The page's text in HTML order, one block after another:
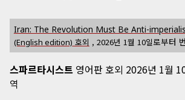
Iran: The Revolution Must Be Anti-
(English edition) 호외 , 2026년 1월 10일로부터
스파르타시스트 영어판 호외 2026년 1월
역